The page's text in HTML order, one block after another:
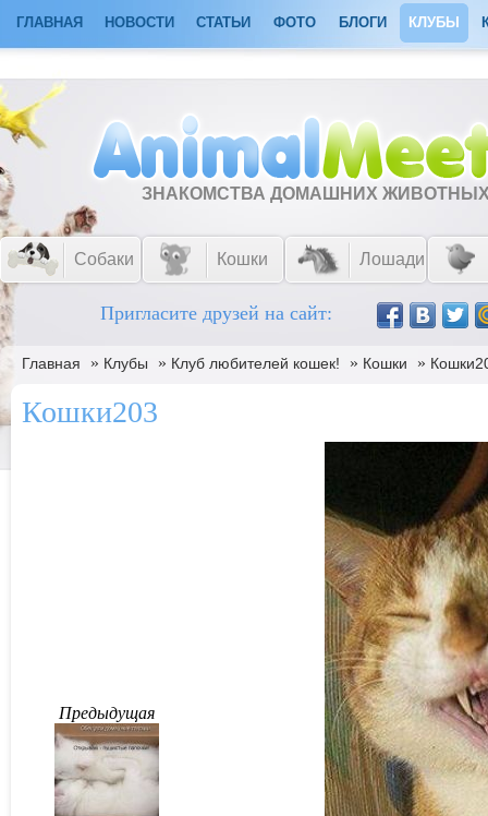
ГЛАВНАЯ НОВОСТИ СТАТЬИ ФОТО БЛОГИ КЛУБЫ
ЗНАКОМСТВА ДОМАШНИХ
Собаки Кошки Лошади
Пригласите друзей на сайт:
Главная » Клубы » Клуб любителей кошек! » Кошки »
Кошки203
Предыдущая